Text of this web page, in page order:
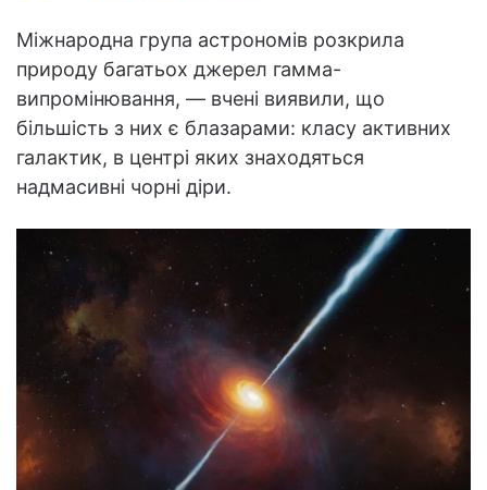
Міжнародна група астрономів розкрила
природу багатьох джерел гамма-
випромінювання, — вчені виявили, що
більшість з них є блазарами: класу активних
галактик, в центрі яких знаходяться
надмасивні чорні діри.